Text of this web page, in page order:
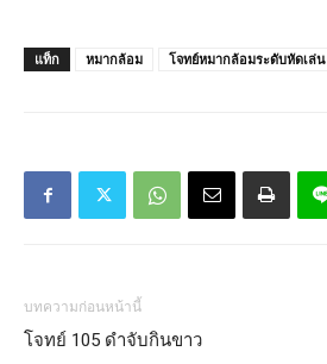
แท็ก หมากล้อม โจทย์หมากล้อมระดับหัดเล่น
บทความก่อนหน้านี้
โจทย์ 105 ดำจับกินขาว